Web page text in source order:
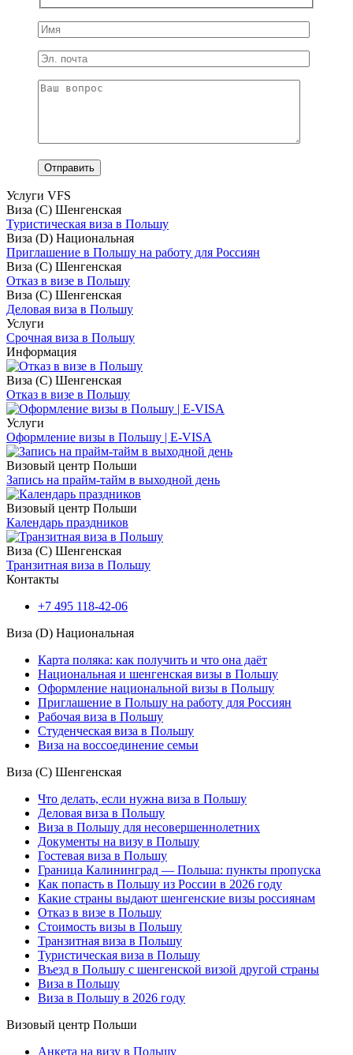
Услуги VFS
Виза (С) Шенгенская
Туристическая виза в Польшу
Виза (D) Национальная
Приглашение в Польшу на работу для Россиян
Виза (С) Шенгенская
Отказ в визе в Польшу
Виза (С) Шенгенская
Деловая виза в Польшу
Услуги
Срочная виза в Польшу
Информация
Виза (С) Шенгенская
Отказ в визе в Польшу
Услуги
Оформление визы в Польшу | E-VISA
Визовый центр Польши
Запись на прайм-тайм в выходной день
Визовый центр Польши
Календарь праздников
Виза (С) Шенгенская
Транзитная виза в Польшу
Контакты
+7 495 118-42-06
Виза (D) Национальная
Карта поляка: как получить и что она даёт
Национальная и шенгенская визы в Польшу
Оформление национальной визы в Польшу
Приглашение в Польшу на работу для Россиян
Рабочая виза в Польшу
Студенческая виза в Польшу
Виза на воссоединение семьи
Виза (С) Шенгенская
Что делать, если нужна виза в Польшу
Деловая виза в Польшу
Виза в Польшу для несовершеннолетних
Документы на визу в Польшу
Гостевая виза в Польшу
Граница Калининград — Польша: пункты пропуска
Как попасть в Польшу из России в 2026 году
Какие страны выдают шенгенские визы россиянам
Отказ в визе в Польшу
Стоимость визы в Польшу
Транзитная виза в Польшу
Туристическая виза в Польшу
Въезд в Польшу с шенгенской визой другой страны
Виза в Польшу
Виза в Польшу в 2026 году
Визовый центр Польши
Анкета на визу в Польшу